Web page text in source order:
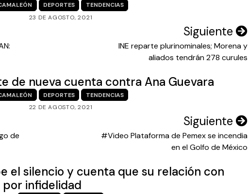
DEPORTES
TENDENCIAS
23 DE AGOSTO, 2021
Siguiente
INE reparte plurinominales; Morena y
aliados tendrán 278 curules
de nueva cuenta contra Ana Guevara
DEPORTES
TENDENCIAS
22 DE AGOSTO, 2021
de
Siguiente
#Video Plataforma de Pemex se incendia
en el Golfo de México
el silencio y cuenta que su relación con
por infidelidad